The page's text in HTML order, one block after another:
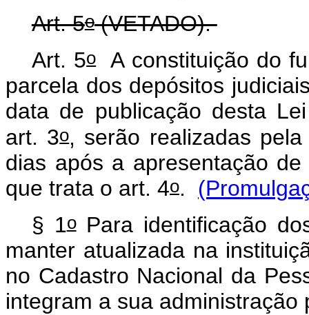
Art. 5o(VETADO).
Art. 5oA constituição do
parcela dos depósitos
data de publicação desta
art. 3o, serão realizadas
dias após a apresentação
que trata o art. 4o.
§ 1oPara identificação
manter atualizada na
no Cadastro Nacional da
integram a sua